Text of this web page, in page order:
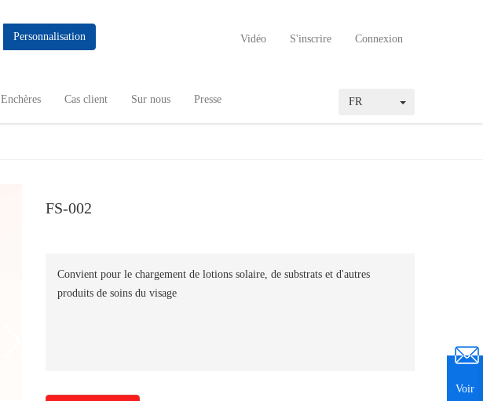
Personnalisation Vidéo S'inscrire Connexion
Enchères Cas client Sur nous Presse FR
FS-002
Convient pour le chargement de lotions solaire, de substrats et d'autres
produits de soins du visage
Voir